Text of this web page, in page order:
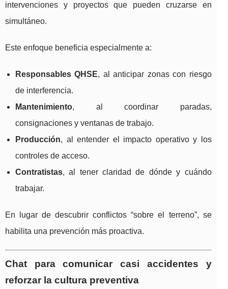
intervenciones y proyectos que pueden cruzarse en
simultáneo.
Este enfoque beneficia especialmente a:
Responsables QHSE, al anticipar zonas con riesgo
de interferencia.
Mantenimiento, al coordinar paradas,
consignaciones y ventanas de trabajo.
Producción, al entender el impacto operativo y los
controles de acceso.
Contratistas, al tener claridad de dónde y cuándo
trabajar.
En lugar de descubrir conflictos “sobre el terreno”, se
habilita una prevención más proactiva.
Chat para comunicar casi accidentes y
reforzar la cultura preventiva